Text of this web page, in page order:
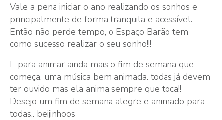
Vale a pena iniciar o ano realizando os sonhos e
principalmente de forma tranquila e acessível.
Então não perde tempo, o Espaço Barão tem
como sucesso realizar o seu sonho!!!
E para animar ainda mais o fim de semana que
começa, uma música bem animada, todas já devem
ter ouvido mas ela anima sempre que toca!!
Desejo um fim de semana alegre e animado para
todas.. beijinhoos